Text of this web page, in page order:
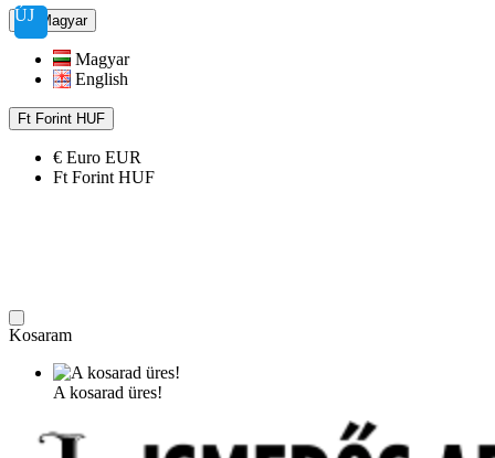
Magyar
Magyar
English
Ft Forint HUF
€ Euro EUR
Ft Forint HUF
Kosaram
A kosarad üres!
ÚJ